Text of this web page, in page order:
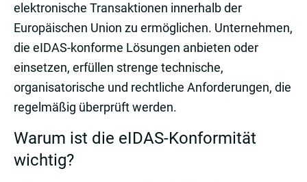
elektronische Transaktionen innerhalb der
Europäischen Union zu ermöglichen. Unternehmen,
die eIDAS-konforme Lösungen anbieten oder
einsetzen, erfüllen strenge technische,
organisatorische und rechtliche Anforderungen, die
regelmäßig überprüft werden.
Warum ist die eIDAS-Konformität
wichtig?